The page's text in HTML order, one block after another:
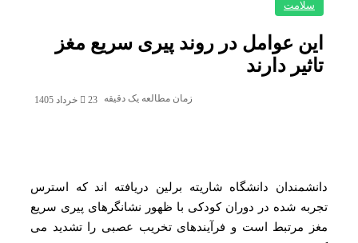
عوامل در روند پیری سریع مغز
دارند
23 خرداد 1405 زمان مطالعه یک دقیقه
دانشگاه شاریته برلین دریافته‌ اند که استرس
شده در دوران کودکی با ظهور نشانگرهای پیری سریع
مرتبط است و فرآیندهای تخریب عصبی را تشدید می‌